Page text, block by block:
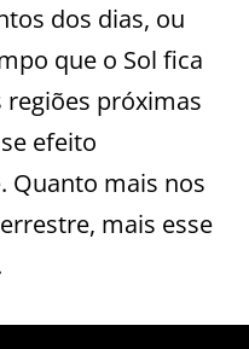
dos dias, ou
que o Sol fica
próximas
efeito
Quanto mais nos
mais esse